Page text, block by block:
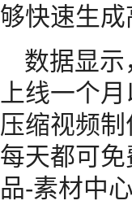
够快速生
数据显
上线一个
压缩视频
每天都可
品-素材中心